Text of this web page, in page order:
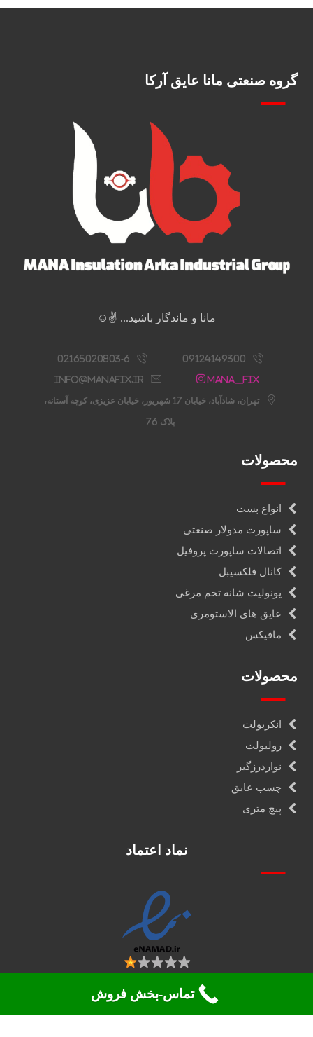
گروه صنعتی مانا عایق آرکا
مانا و ماندگار باشید... ✌️☺️
09124149300
02165020803-6
Mana__fix
info@manafix.ir
تهران، شادآباد، خیابان 17 شهریور، خیابان عزیزی، کوچه آستانه،
پلاک 76
محصولات
انواع بست
ساپورت مدولار صنعتی
اتصالات ساپورت پروفیل
کانال فلکسیبل
یونولیت شانه تخم مرغی
عایق های الاستومری
مافیکس
محصولات
انکربولت
رولبولت
نواردرزگیر
چسب عایق
پیچ متری
نماد اعتماد
تماس-بخش فروش